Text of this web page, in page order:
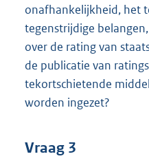
onafhankelijkheid, het
tegenstrijdige
over de rating van
de publicatie van
tekortschietende
worden ingezet?
Vraag 3